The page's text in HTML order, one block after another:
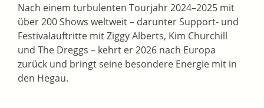
Nach einem turbulenten Tourjahr 2024–2025 mit
über 200 Shows weltweit – darunter Support- und
Festivalauftritte mit Ziggy Alberts, Kim Churchill
und The Dreggs – kehrt er 2026 nach Europa
zurück und bringt seine besondere Energie mit in
den Hegau.